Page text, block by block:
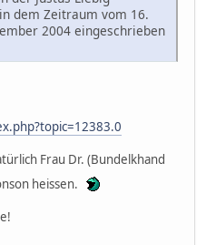
dem Zeitraum vom 16.
2004 eingeschrieben
Frau Dr. (Bundelkhand
heissen.